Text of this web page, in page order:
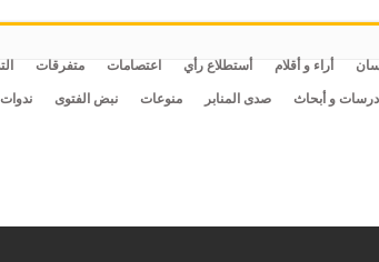
أراء و أقلام أستطلاع رأي اعتصامات متفرقات
درسات و أبحاث صدى المنابر منوعات نبض الفتوى ندوات